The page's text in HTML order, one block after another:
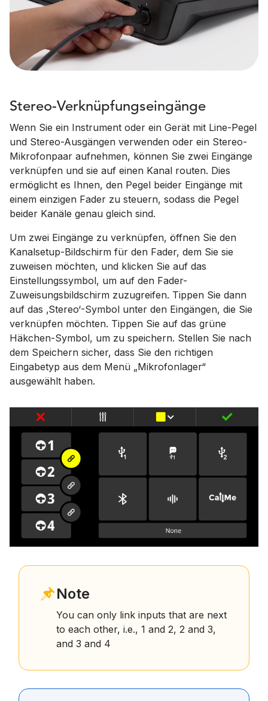
Stereo-Verknüpfungseingänge
Wenn Sie ein Instrument oder ein Gerät mit Line-Pegel
und Stereo-Ausgängen verwenden oder ein Stereo-
Mikrofonpaar aufnehmen, können Sie zwei Eingänge
verknüpfen und sie auf einen Kanal routen. Dies
ermöglicht es Ihnen, den Pegel beider Eingänge mit
einem einzigen Fader zu steuern, sodass die Pegel
beider Kanäle genau gleich sind.
Um zwei Eingänge zu verknüpfen, öffnen Sie den
Kanalsetup-Bildschirm für den Fader, dem Sie sie
zuweisen möchten, und klicken Sie auf das
Einstellungssymbol, um auf den Fader-
Zuweisungsbildschirm zuzugreifen. Tippen Sie dann
auf das ‚Stereo‘-Symbol unter den Eingängen, die Sie
verknüpfen möchten. Tippen Sie auf das grüne
Häkchen-Symbol, um zu speichern. Stellen Sie nach
dem Speichern sicher, dass Sie den richtigen
Eingabetyp aus dem Menü „Mikrofonlager“
ausgewählt haben.
Note
You can only link inputs that are next
to each other, i.e., 1 and 2, 2 and 3,
and 3 and 4